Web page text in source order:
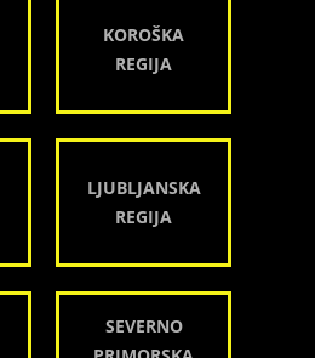
KOROŠKA
REGIJA
LJUBLJANSKA
REGIJA
SEVERNO